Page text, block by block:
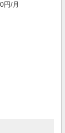
円/月